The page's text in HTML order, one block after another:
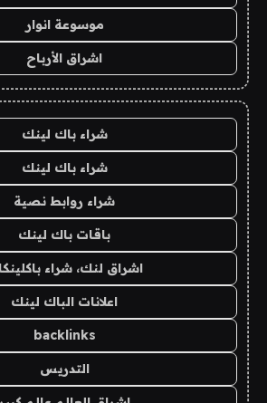
موسوعة انوار
اشراق الأرباح
شراء باك لينك
شراء باك لينك
شراء روابط نصية
باقات باك لينك
اشراق لنك، شراء
اعلانات الباك لينك
backlinks
التدريس